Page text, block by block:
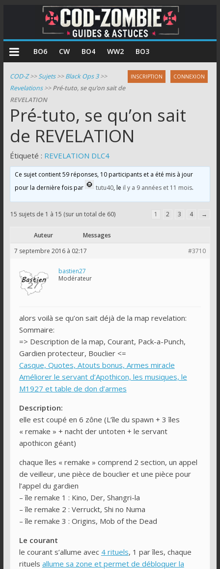
COD
Zombie
Guides
et
astuces
pour
le
mode
zombie
de
Call
of
Duty
BO6 CW BO4 WW2 BO3
INSCRIPTION CONNEXION
COD-Z>>Sujets>>Black Ops 3>>
Revelations>>Pré-tuto, se qu’on sait de
REVELATION
Pré-tuto, se qu’on sait
de REVELATION
Étiqueté : REVELATION DLC4
Ce sujet contient 59 réponses, 10 participants et a été mis à jour
pour la dernière fois par
tutu40, le il y a 9 années et 11 mois.
15 sujets de 1 à 15 (sur un total de 60) 1 2 3 4 →
Auteur
Messages
7 septembre 2016 à 02:17
#3710
bastien27
Modérateur
alors voilà se qu’on sait déjà de la map revelation:
Sommaire:
=> Description de la map, Courant, Pack-a-Punch,
Gardien protecteur, Bouclier <=
Casque, Quotes, Atouts bonus, Armes miracle
Améliorer le servant d’Apothicon, les musiques, le
M1927 et table de don d’armes
Description:
elle est coupé en 6 zône (L’île du spawn + 3 îles
« remake » + nacht der untoten + le servant
apothicon géant)
chaque îles « remake » comprend 2 section, un appel
de veilleur, une pièce de bouclier et une pièce pour
l’appel du gardien
– île remake 1 : Kino, Der, Shangri-la
– île remake 2 : Verruckt, Shi no Numa
– île remake 3 : Origins, Mob of the Dead
Le courant
le courant s’allume avec 4 rituels, 1 par îles, chaque
rituels allume sa zone et permet de débloquer la